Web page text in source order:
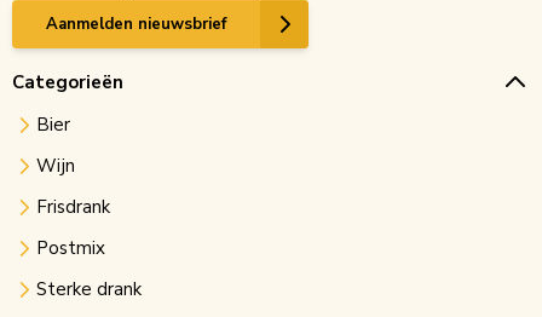
Aanmelden nieuwsbrief
Categorieën
Bier
Wijn
Frisdrank
Postmix
Sterke drank